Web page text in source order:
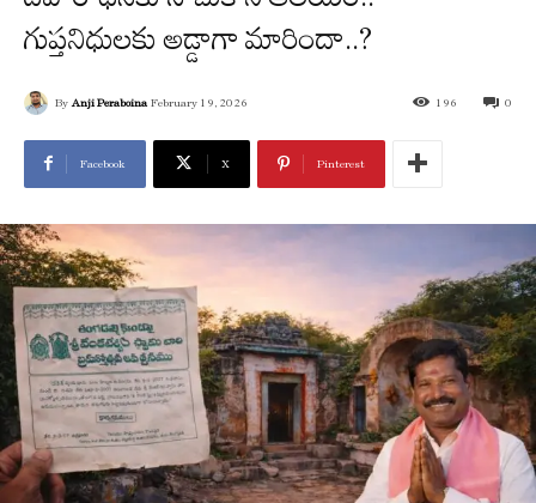
గుప్తనిధులకు అడ్డాగా మారిందా..?
By Anji Peraboina February 19, 2026 0
196
Facebook X Pinterest